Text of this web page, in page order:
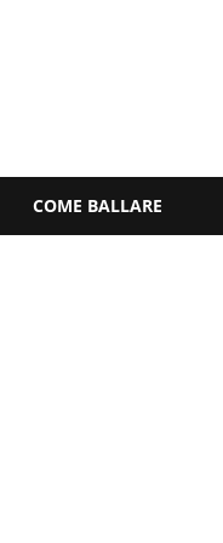
COME BALLARE